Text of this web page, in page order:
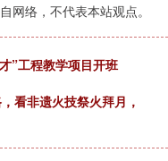
网络，不代表本站观点。
”工程教学项目开班
看非遗火技祭火拜月，